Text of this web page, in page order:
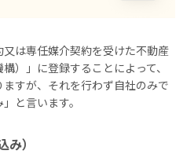
は専任媒介契約を受けた不動産
）」に登録することによって、
すが、それを行わず自社のみで
と言います。
）